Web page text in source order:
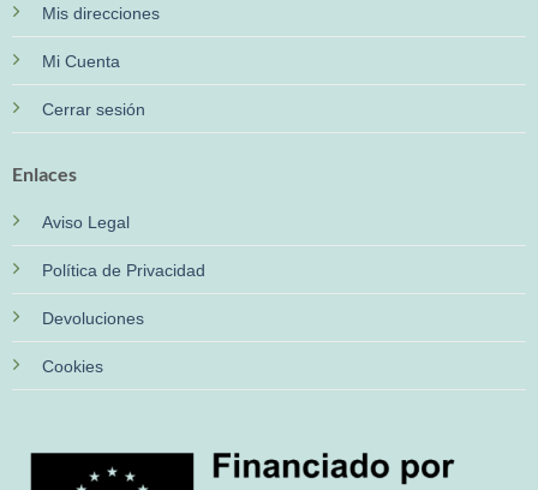
Mis direcciones
Mi Cuenta
Cerrar sesión
Enlaces
Aviso Legal
Política de Privacidad
Devoluciones
Cookies